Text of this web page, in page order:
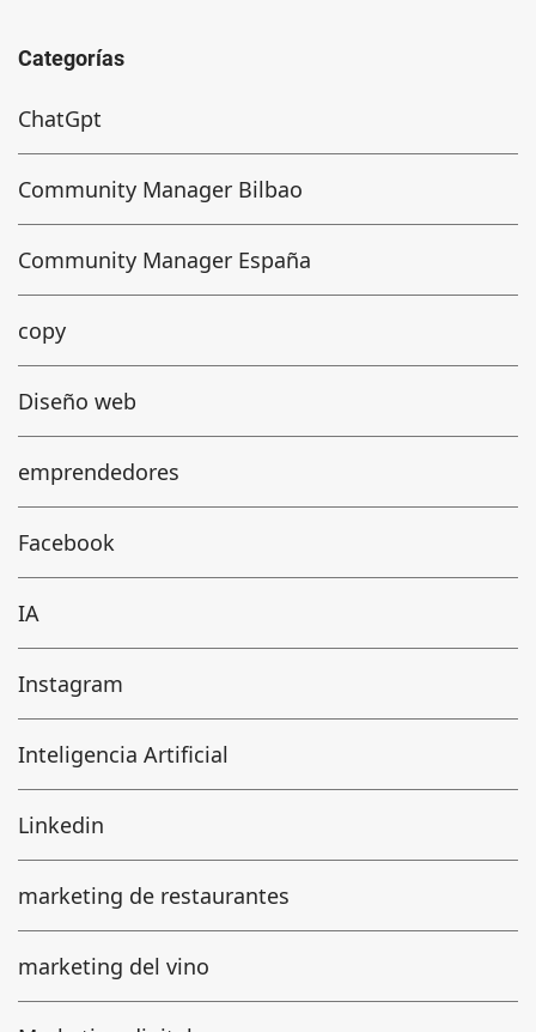
Categorías
ChatGpt
Community Manager Bilbao
Community Manager España
copy
Diseño web
emprendedores
Facebook
IA
Instagram
Inteligencia Artificial
Linkedin
marketing de restaurantes
marketing del vino